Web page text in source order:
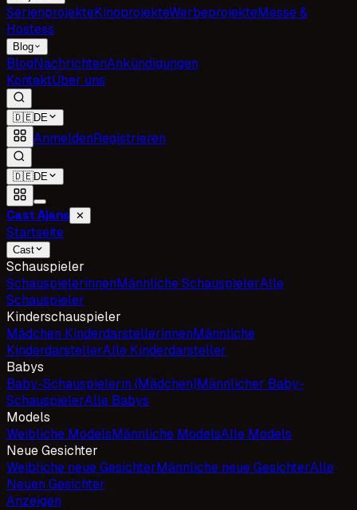
SerienprojekteKinoprojekteWerbeprojekteMesse &
Hostess
Blog
BlogNachrichtenAnkündigungen
KontaktÜber uns
🇩🇪DE
AnmeldenRegistrieren
🇩🇪DE
Cast Ajans ✕
Startseite
Cast
Schauspieler
SchauspielerinnenMännliche SchauspielerAlle
Schauspieler
Kinderschauspieler
Mädchen KinderdarstellerinnenMännliche
KinderdarstellerAlle Kinderdarsteller
Babys
Baby-Schauspielerin (Mädchen)Männlicher Baby-
SchauspielerAlle Babys
Models
Weibliche ModelsMännliche ModelsAlle Models
Neue Gesichter
Weibliche neue GesichterMännliche neue GesichterAlle
Neuen Gesichter
Anzeigen